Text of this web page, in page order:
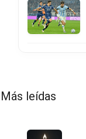
Más leídas